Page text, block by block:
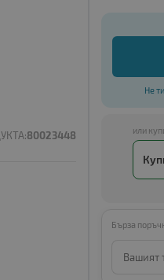
80023448
Не
или
Бърза